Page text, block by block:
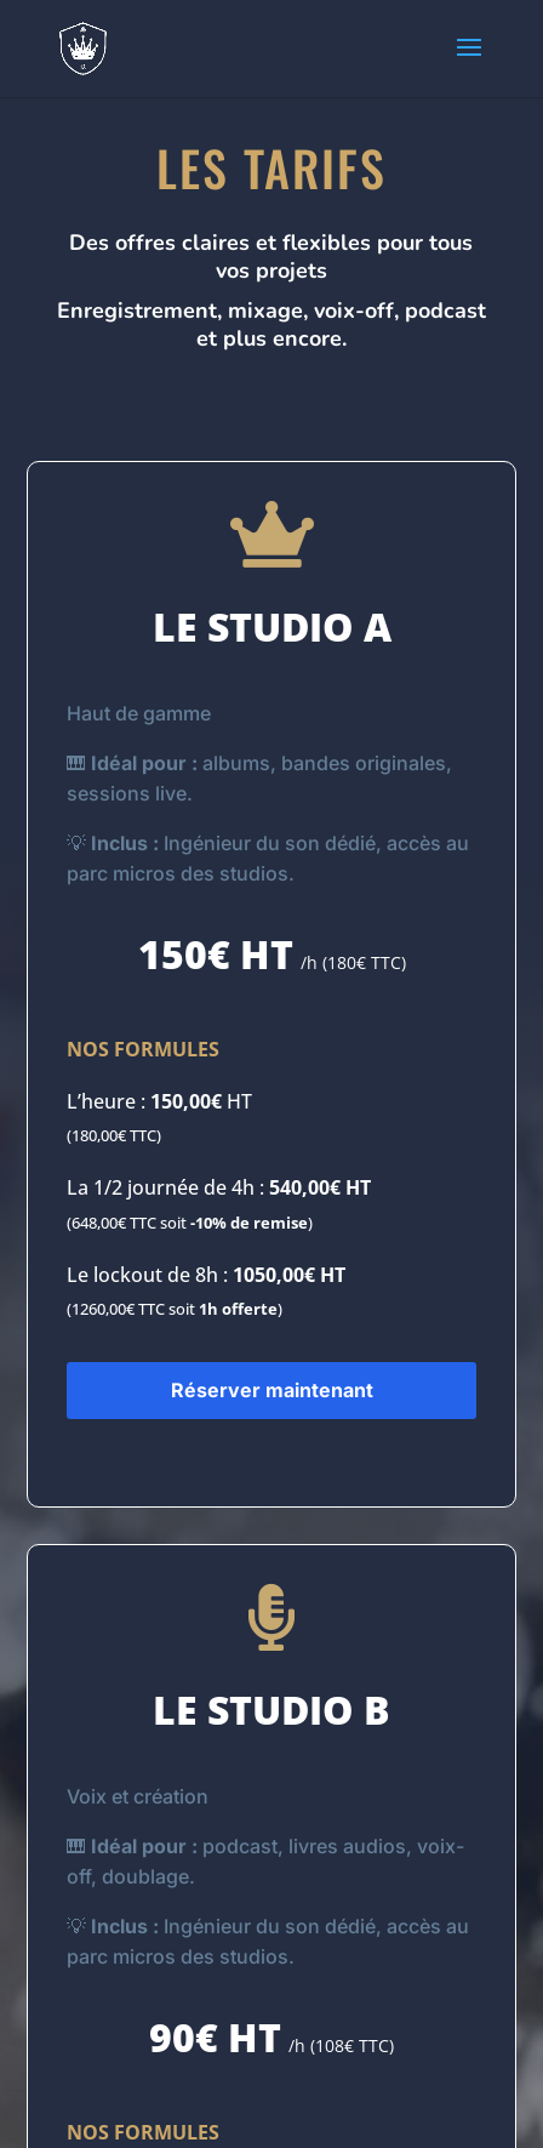
LES TARIFS
Des offres claires et flexibles pour tous
vos projets
Enregistrement, mixage, voix-off, podcast
et plus encore.

LE STUDIO A
Haut de gamme
🎹 Idéal pour : albums, bandes originales,
sessions live.
💡 Inclus : Ingénieur du son dédié, accès au
parc micros des studios.
150€ HT /h (180€ TTC)
NOS FORMULES
L’heure : 150,00€ HT
(180,00€ TTC)
La 1/2 journée de 4h :540,00€ HT
(648,00€ TTC soit-10% de remise)
Le lockout de 8h : 1050,00€ HT
(1260,00€ TTC soit 1h offerte)
Réserver maintenant

LE STUDIO B
Voix et création
🎹 Idéal pour : podcast, livres audios, voix-
off, doublage.
💡 Inclus : Ingénieur du son dédié, accès au
parc micros des studios.
90€ HT /h (108€ TTC)
NOS FORMULES